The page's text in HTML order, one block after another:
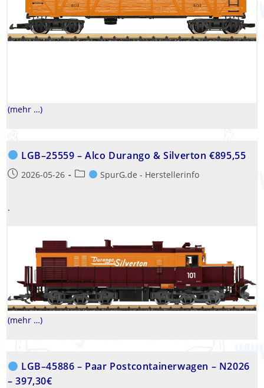
(mehr …)
LGB–25559 – Alco Durango & Silverton €895,55
Beitrag2026-05-26
Beitrags-SpurG.de - Herstellerinfo
.
(mehr …)
LGB–45886 – Paar Postcontainerwagen – N2026
– 397,30€